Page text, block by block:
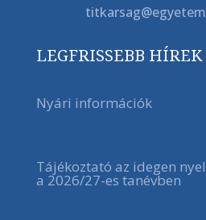
LEGFRISSEBB HÍREK
Nyári információk
Tájékoztató az idegen
a 2026/27-es tanévben